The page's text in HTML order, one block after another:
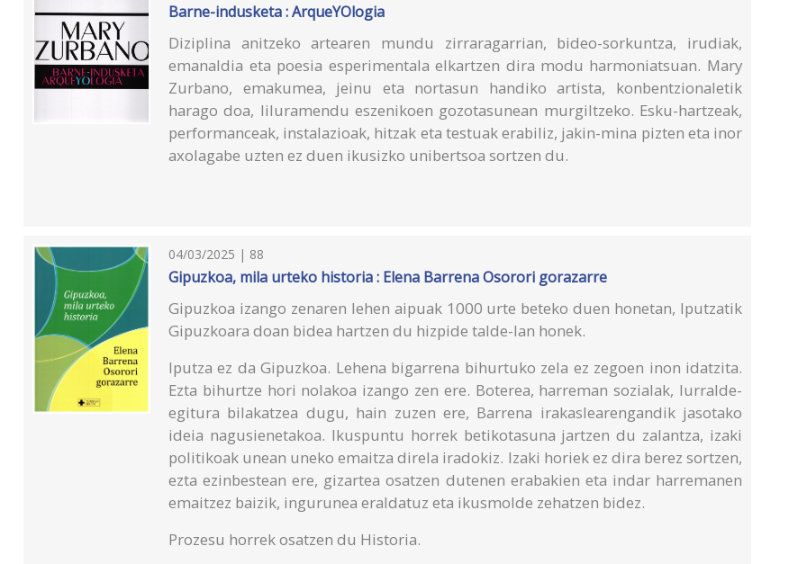
Barne-indusketa : ArqueYOlogia
Diziplina anitzeko artearen mundu zirraragarrian, bideo-sorkuntza, irudiak,
emanaldia eta poesia esperimentala elkartzen dira modu harmoniatsuan. Mary
Zurbano, emakumea, jeinu eta nortasun handiko artista, konbentzionaletik
harago doa, liluramendu eszenikoen gozotasunean murgiltzeko. Esku-hartzeak,
performanceak, instalazioak, hitzak eta testuak erabiliz, jakin-mina pizten eta inor
axolagabe uzten ez duen ikusizko unibertsoa sortzen du.
04/03/2025 | 88
Gipuzkoa, mila urteko historia : Elena Barrena Osorori gorazarre
Gipuzkoa izango zenaren lehen aipuak 1000 urte beteko duen honetan, Iputzatik
Gipuzkoara doan bidea hartzen du hizpide talde-lan honek.
Iputza ez da Gipuzkoa. Lehena bigarrena bihurtuko zela ez zegoen inon idatzita.
Ezta bihurtze hori nolakoa izango zen ere. Boterea, harreman sozialak, lurralde-
egitura bilakatzea dugu, hain zuzen ere, Barrena irakaslearengandik jasotako
ideia nagusienetakoa. Ikuspuntu horrek betikotasuna jartzen du zalantza, izaki
politikoak unean uneko emaitza direla iradokiz. Izaki horiek ez dira berez sortzen,
ezta ezinbestean ere, gizartea osatzen dutenen erabakien eta indar harremanen
emaitzez baizik, ingurunea eraldatuz eta ikusmolde zehatzen bidez.
Prozesu horrek osatzen du Historia.